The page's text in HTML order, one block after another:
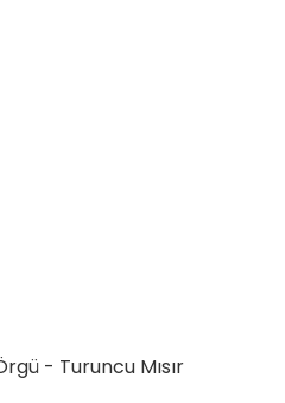
- Turuncu Mısır